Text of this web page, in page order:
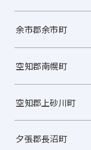
余市郡余市町
空知郡南幌町
空知郡上砂川町
夕張郡長沼町